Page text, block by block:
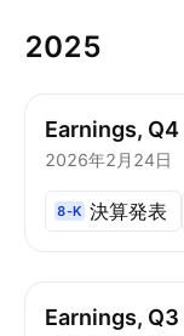
2025
Earnings, Q4
2026年2月24日
8-K 決算発表
Earnings, Q3